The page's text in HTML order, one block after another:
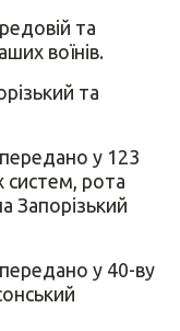
та
воїнів.
та
у 123
систем, рота
Запорізький
у 40-ву